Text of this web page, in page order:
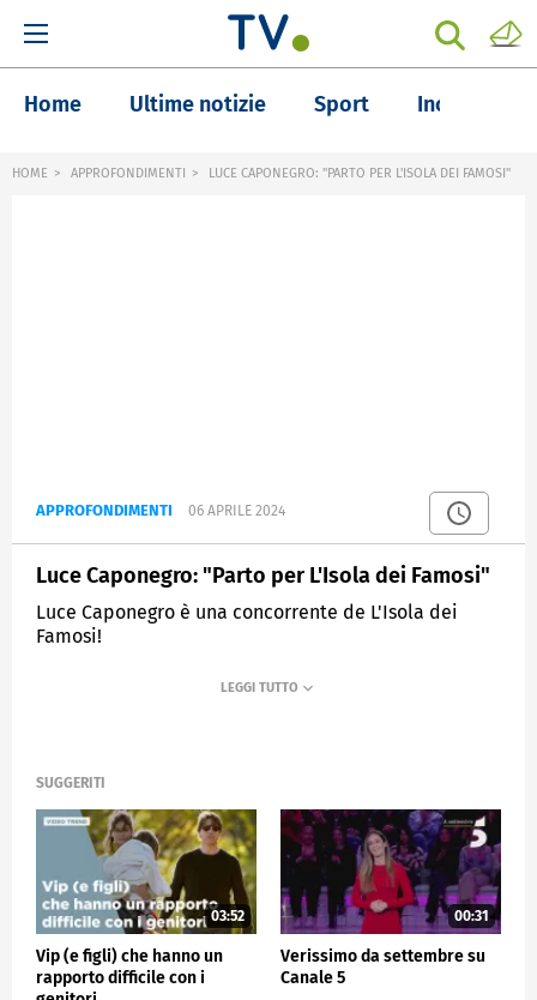
Home Ultime notizie Sport Inchieste
HOME APPROFONDIMENTI LUCE CAPONEGRO: "PARTO PER L'ISOLA DEI FAMOSI"
APPROFONDIMENTI 06 APRILE 2024
Luce Caponegro: "Parto per L'Isola dei Famosi"
Luce Caponegro è una concorrente de L'Isola dei
Famosi!
VERISSIMO
SUGGERITI
03:52
Vip (e figli) che hanno un
rapporto difficile con i
00:31
Verissimo da settembre su
Canale 5